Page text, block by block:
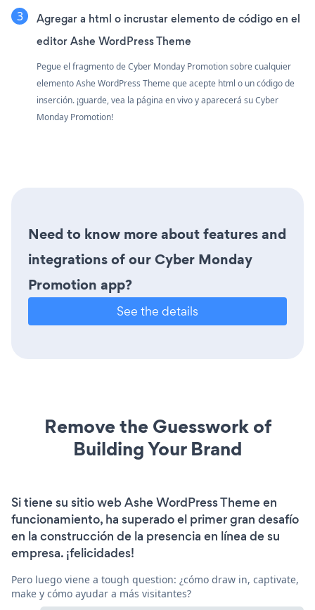
Agregar a html o incrustar elemento de código en el
editor Ashe WordPress Theme
Pegue el fragmento de Cyber Monday Promotion sobre cualquier
elemento Ashe WordPress Theme que acepte html o un código de
inserción. ¡guarde, vea la página en vivo y aparecerá su Cyber
Monday Promotion!
Need to know more about features and
integrations of our Cyber Monday
Promotion app?
See the details
Remove the Guesswork of
Building Your Brand
Si tiene su sitio web Ashe WordPress Theme en
funcionamiento, ha superado el primer gran desafío
en la construcción de la presencia en línea de su
empresa. ¡felicidades!
Pero luego viene a tough question: ¿cómo draw in, captivate,
make y cómo ayudar a más visitantes?